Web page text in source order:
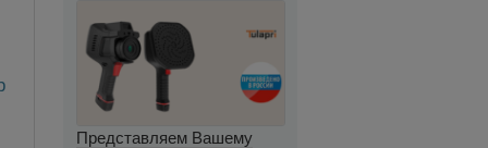
Представляем Вашему